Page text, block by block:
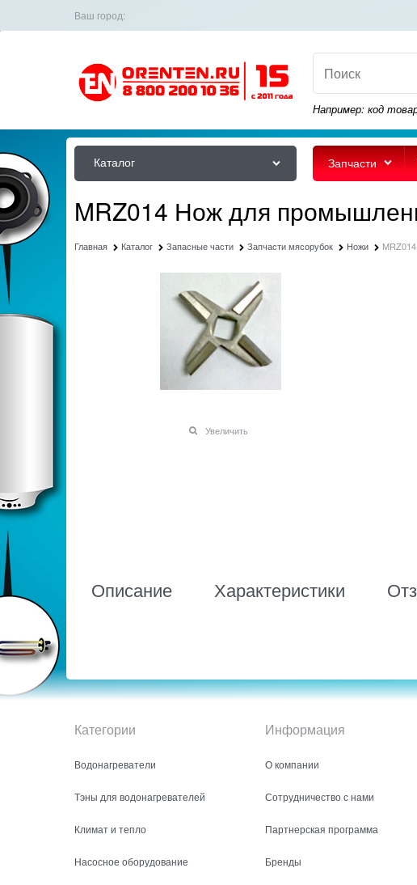
Ваш город:
Например: код
Каталог Запчасти
MRZ014 Нож для
Главная Каталог Запасные части Запчасти мясорубок Ножи
Увеличить
Описание Характеристики
Категории
Водонагреватели
Тэны для водонагревателей
Климат и тепло
Насосное оборудование
Информация
О компании
Сотрудничество с нами
Партнерская программа
Бренды